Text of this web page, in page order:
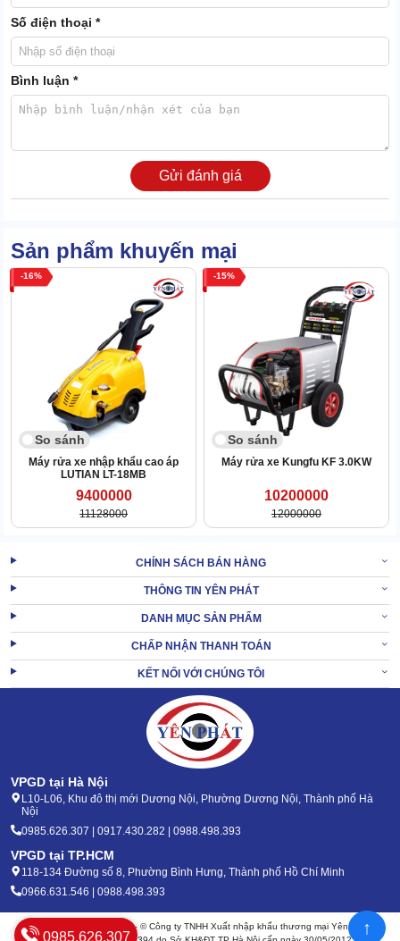
Sản phẩm được cấu thành từ kim loại chất lượng cao với khung vỏ
chắc chắn. Đảm bảo khả năng chống va đập, rỉ sét tốt, chịu được
môi trường làm việc khắc nghiệt.
Các bộ phận như dây phun, báng súng, đầu phun có các khớp nối
nhanh tiện lợi, không yêu cầu kỹ thuật phức tạp.
1.4 Đa năng, tính ứng dụng cao
Ngoài chức năng rửa xe ô tô tải, xe du lịch, LUTIAN LT-16MD còn
đáp ứng tốt nhiều nhu cầu làm sạch khác.
Thiết bị có thể vệ sinh sân bãi, nhà xưởng; xịt rửa máy móc, thiết
bị công nghiệp; làm sạch tường rào, sàn bê tông…
Với bộ phụ kiện đi kèm đa dạng, người dùng dễ dàng thay đổi đầu
phun tùy mục đích sử dụng.
XEM THÊM:Máy xịt rửa xe ô tô Lutian 18M25-4T4
2. Những điều cần chú ý khi sử dụng máy rửa xe
Số điện thoại *
Bình luận *
Gửi đánh giá
Sản phẩm khuyến mại
16
So sánh
Máy rửa xe nhập khẩu cao áp
LUTIAN LT-18MB
9400000
11128000
15
So sánh
Máy rửa xe Kungfu KF 3.0KW
10200000
12000000
CHÍNH SÁCH BÁN HÀNG
THÔNG TIN YÊN PHÁT
DANH MỤC SẢN PHẨM
CHẤP NHẬN THANH TOÁN
KẾT NỐI VỚI CHÚNG TÔI
VPGD tại Hà Nội
L10-L06, Khu đô thị mới Dương Nội, Phường Dương Nội, Thành phố Hà
Nội
0985.626.307 | 0917.430.282 | 0988.498.393
VPGD tại TP.HCM
118-134 Đường số 8, Phường Bình Hưng, Thành phố Hồ Chí Minh
0966.631.546 | 0988.498.393
Bản quyền 2020 - 2026 – © Công ty TNHH Xuất nhập khẩu thương mại Yên Phát
0985.626.307 ↑